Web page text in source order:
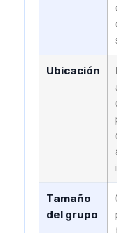
Ubicación
Tamaño
del grupo